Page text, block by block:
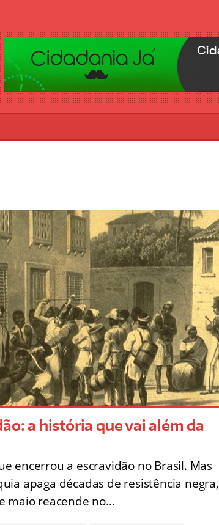
a história que vai além da
encerrou a escravidão no Brasil. Mas
apaga décadas de resistência negra,
maio reacende no…